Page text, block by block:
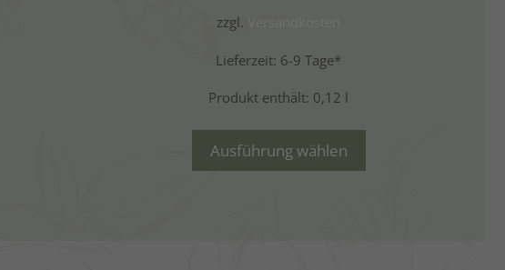
zzgl.
Lieferzeit: 6-9 Tage*
Produkt enthält: 0,12 l
Ausführung wählen